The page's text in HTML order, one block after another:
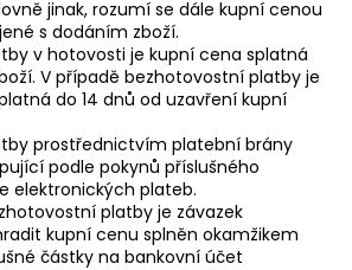
jinak, rozumí se dále kupní cenou
s dodáním zboží.
v hotovosti je kupní cena splatná
V případě bezhotovostní platby je
do 14 dnů od uzavření kupní
prostřednictvím platební brány
podle pokynů příslušného
elektronických plateb.
platby je závazek
kupní cenu splněn okamžikem
částky na bankovní účet